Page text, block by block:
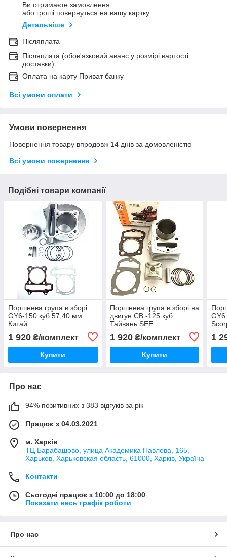
Ви отримаєте замовлення
або гроші повернуться на вашу картку
Детальніше
Післяплата
Післяплата (обов'язковий аванс у розмірі вартості
доставки)
Оплата на карту Приват банку
Всі умови оплати
Умови повернення
Повернення товару впродовж 14 днів за домовленістю
Всі умови повернення
Подібні товари компанії
Поршнева група в зборі
GY6-150 куб 57,40 мм.
Китай.
1 920 ₴/комплект
Купити
Поршнева група в зборі на
двигун CB -125 куб.
Тайвань SEE
1 920₴/комплект
Купити
1
Про нас
94% позитивних з 383 відгуків за рік
Працює з 04.03.2021
м. Харків
ТЦ Барабашово, улица Академика Павлова, 165,
Харьков, Харьковская область, 61000, Харків, Україна
Контакти
Сьогодні працює з 10:00 до 18:00
Показати весь графік роботи
Про нас